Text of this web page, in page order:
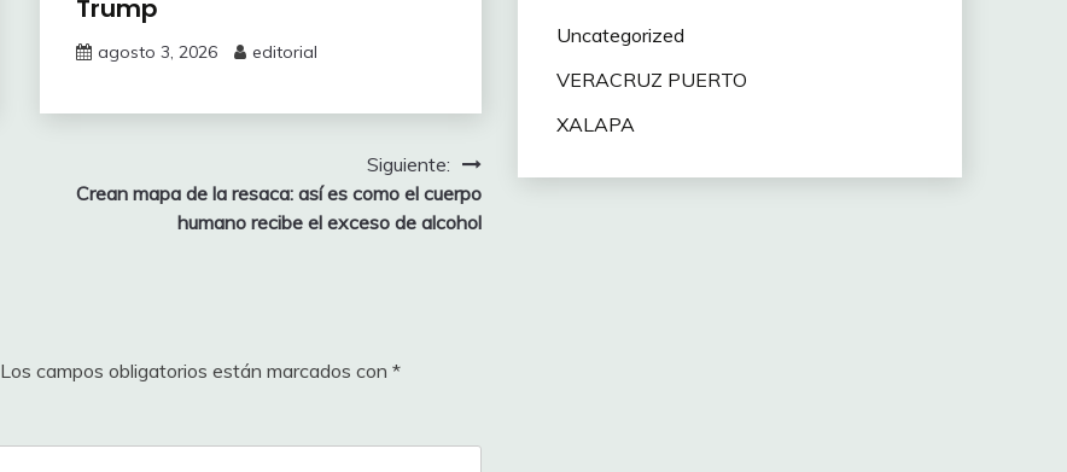
Trump
agosto 3, 2026 editorial
Siguiente:
Crean mapa de la resaca: así es como el cuerpo
humano recibe el exceso de alcohol
Los campos obligatorios están marcados con *
Uncategorized
VERACRUZ PUERTO
XALAPA